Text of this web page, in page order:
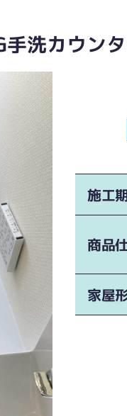
洗カウンタ
施工
商品
家屋